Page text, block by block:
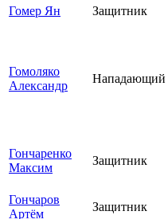
Гомер Ян Защитник
Гомоляко
Александр
Нападающий
Гончаренко
Максим
Защитник
Гончаров
Артём
Защитник